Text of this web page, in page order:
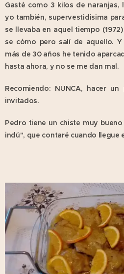
Gasté como 3 kilos de naranjas,
yo también, supervestidisima
se llevaba en aquel tiempo
se cómo pero salí de aquello.
más de 30 años he tenido
hasta ahora, y no se me dan mal.
Recomiendo: NUNCA, hacer
invitados.
Pedro tiene un chiste muy
indú", que contaré cuando llegue